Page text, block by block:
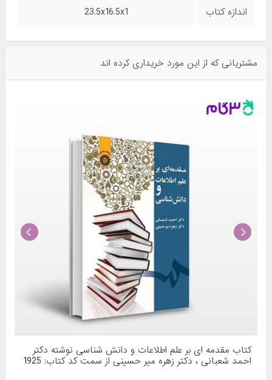
اندازه کتاب 23.5x16.5x1
مشتریانی که از این مورد خریداری کرده اند
کتاب مقدمه‌ ای بر علم اطلاعات و دانش‌ شناسی نوشته دکتر
احمد شعبانی ، دکتر زهره میر حسینی از سمت کد کتاب: 1925